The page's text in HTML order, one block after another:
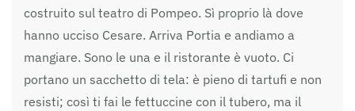
costruito sul teatro di Pompeo. Sì proprio là dove
hanno ucciso Cesare. Arriva Portia e andiamo a
mangiare. Sono le una e il ristorante è vuoto. Ci
portano un sacchetto di tela: è pieno di tartufi e non
resisti; così ti fai le fettuccine con il tubero, ma il